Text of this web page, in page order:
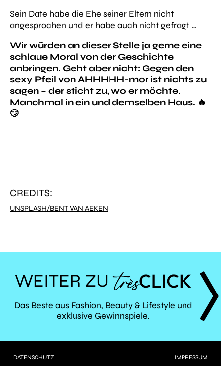
Sein Date habe die Ehe seiner Eltern nicht
angesprochen und er habe auch nicht gefragt …
Wir würden an dieser Stelle ja gerne eine
schlaue Moral von der Geschichte
anbringen. Geht aber nicht: Gegen den
sexy Pfeil von AHHHHH-mor ist nichts zu
sagen – der sticht zu, wo er möchte.
Manchmal in ein und demselben Haus. 🔥
😏
CREDITS:
UNSPLASH/BENT VAN AEKEN
WEITER ZU
TRÈS
CLICK
Das Beste aus Fashion, Beauty & Lifestyle und
exklusive Gewinnspiele.
DATENSCHUTZ IMPRESSUM